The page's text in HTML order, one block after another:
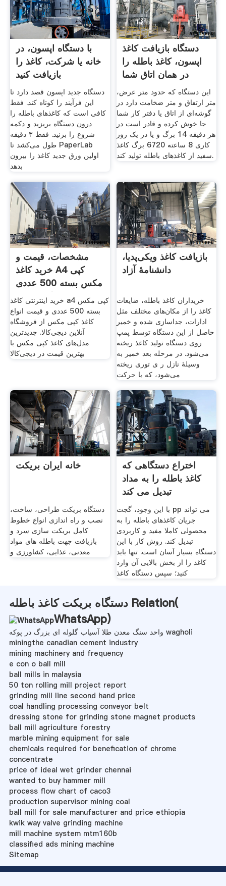
با دستگاه اپسون، در
خانه یا شرکت، کاغذ را
بازیافت کنید
دستگاه جدید اپسون قصد دارد تا
این فرآیند را کوتاه کند. فقط
کافی است که کاغذهای باطله را
درون دستگاه بریزید و دکمه
شروع را بزنید. فقط ۳ دقیقه
طول می‌کشد تا PaperLab
اولین ورق جدید کاغذ را بیرون
بدهد
دستگاه بازیافت کاغذ
اپسون، کاغذ باطله را
در همان اتاق شما
این دستگاه که حدود متر عرض،
متر ارتفاق و متر ضخامت دارد در
گوشه‌ای از اتاق یا دفتر کار شما
جا خوش کرده و قادر است در
هر دقیقه 14 برگ و یا در یک روز
کاری 8 ساعته 6720 برگ کاغذ
سفید از کاغذهای باطله تولید کند.
مشخصات، قیمت و
خرید کاغذ A4 کپی
مکس بسته 500 عددی
| دیجی‌کالا
خرید اینترنتی کاغذ a4 کپی مکس
بسته 500 عددی و قیمت انواع
کاغذ کپی مکس از فروشگاه
آنلاین دیجی‌کالا. جدیدترین
مدل‌های کاغذ کپی مکس با
بهترین قیمت در دیجی‌کالا
بازیافت کاغذ ویکی‌پدیا،
دانشنامهٔ آزاد
خریداران کاغذ باطله، ضایعات
کاغذ را از مکان‌های مختلف مثل
ادارات، جداسازی شده و خمیر
حاصل از این دستگاه توسط پمپ
روی دستگاه تولید کاغذ ریخته
می‌شود. در مرحله بعد خمیر به
وسیلهٔ نازل ر ی توری ریخته
می‌شود، که با حرکت
خانه ایران بریکت
دستگاه بریکت طراحی، ساخت،
نصب و راه اندازی انواع خطوط
کامل بریکت سازی سرد و
بازیافت جهت باطله های مواد
معدنی، غذایی، کشاورزی و
اختراع دستگاهی که
کاغذ باطله را به مداد
تبدیل می کند
با این وجود، گجت pp می تواند
جریان کاغذهای باطله را به
محصولی کاملا مفید و کاربردی
تبدیل کند. روش کار با این
دستگاه بسیار آسان است. تنها باید
کاغذ را از بخش بالایی آن وارد
کنید؛ سپس دستگاه کاغذ
دستگاه بریکت کاغذ باطله Relation(
WhatsApp)
واحد سنگ معدن طلا آسیاب گلوله ای بزرگ در پوکه wagholi
miningthe canadian cement industry
mining machinery and frequency
e con o ball mill
ball mills in malaysia
50 ton rolling mill project report
grinding mill line second hand price
coal handling processing conveyor belt
dressing stone for grinding stone magnet products
ball mill agriculture forestry
marble mining equipment for sale
chemicals required for benefication of chrome
concentrate
price of ideal wet grinder chennai
wanted to buy hammer mill
process flow chart of caco3
production supervisor mining coal
ball mill for sale manufacturer and price ethiopia
kwik way valve grinding machine
mill machine system mtm160b
classified ads mining machine
Sitemap